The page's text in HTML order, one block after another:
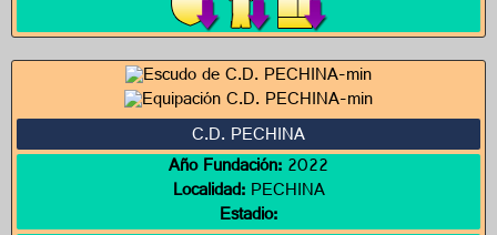
C.D. PECHINA
Año Fundación:2022
Localidad:PECHINA
Estadio: